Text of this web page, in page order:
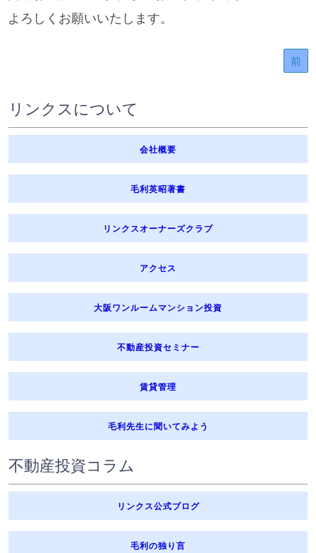
よろしくお願いいたします。
前
リンクスについて
会社概要
毛利英昭著書
リンクスオーナーズクラブ
アクセス
大阪ワンルームマンション投資
不動産投資セミナー
賃貸管理
毛利先生に聞いてみよう
不動産投資コラム
リンクス公式ブログ
毛利の独り言